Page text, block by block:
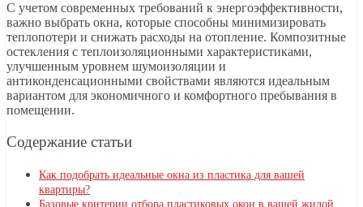
С учетом современных требований к энергоэффективности,
важно выбрать окна, которые способны минимизировать
теплопотери и снижать расходы на отопление. Композитные
остекления с теплоизоляционными характеристиками,
улучшенным уровнем шумоизоляции и
антиконденсационными свойствами являются идеальным
вариантом для экономичного и комфортного пребывания в
помещении.
Содержание статьи
Как подобрать идеальные окна из пластика для вашей
квартиры?
Базовые критерии отбора пластиковых окон в вашей жилой